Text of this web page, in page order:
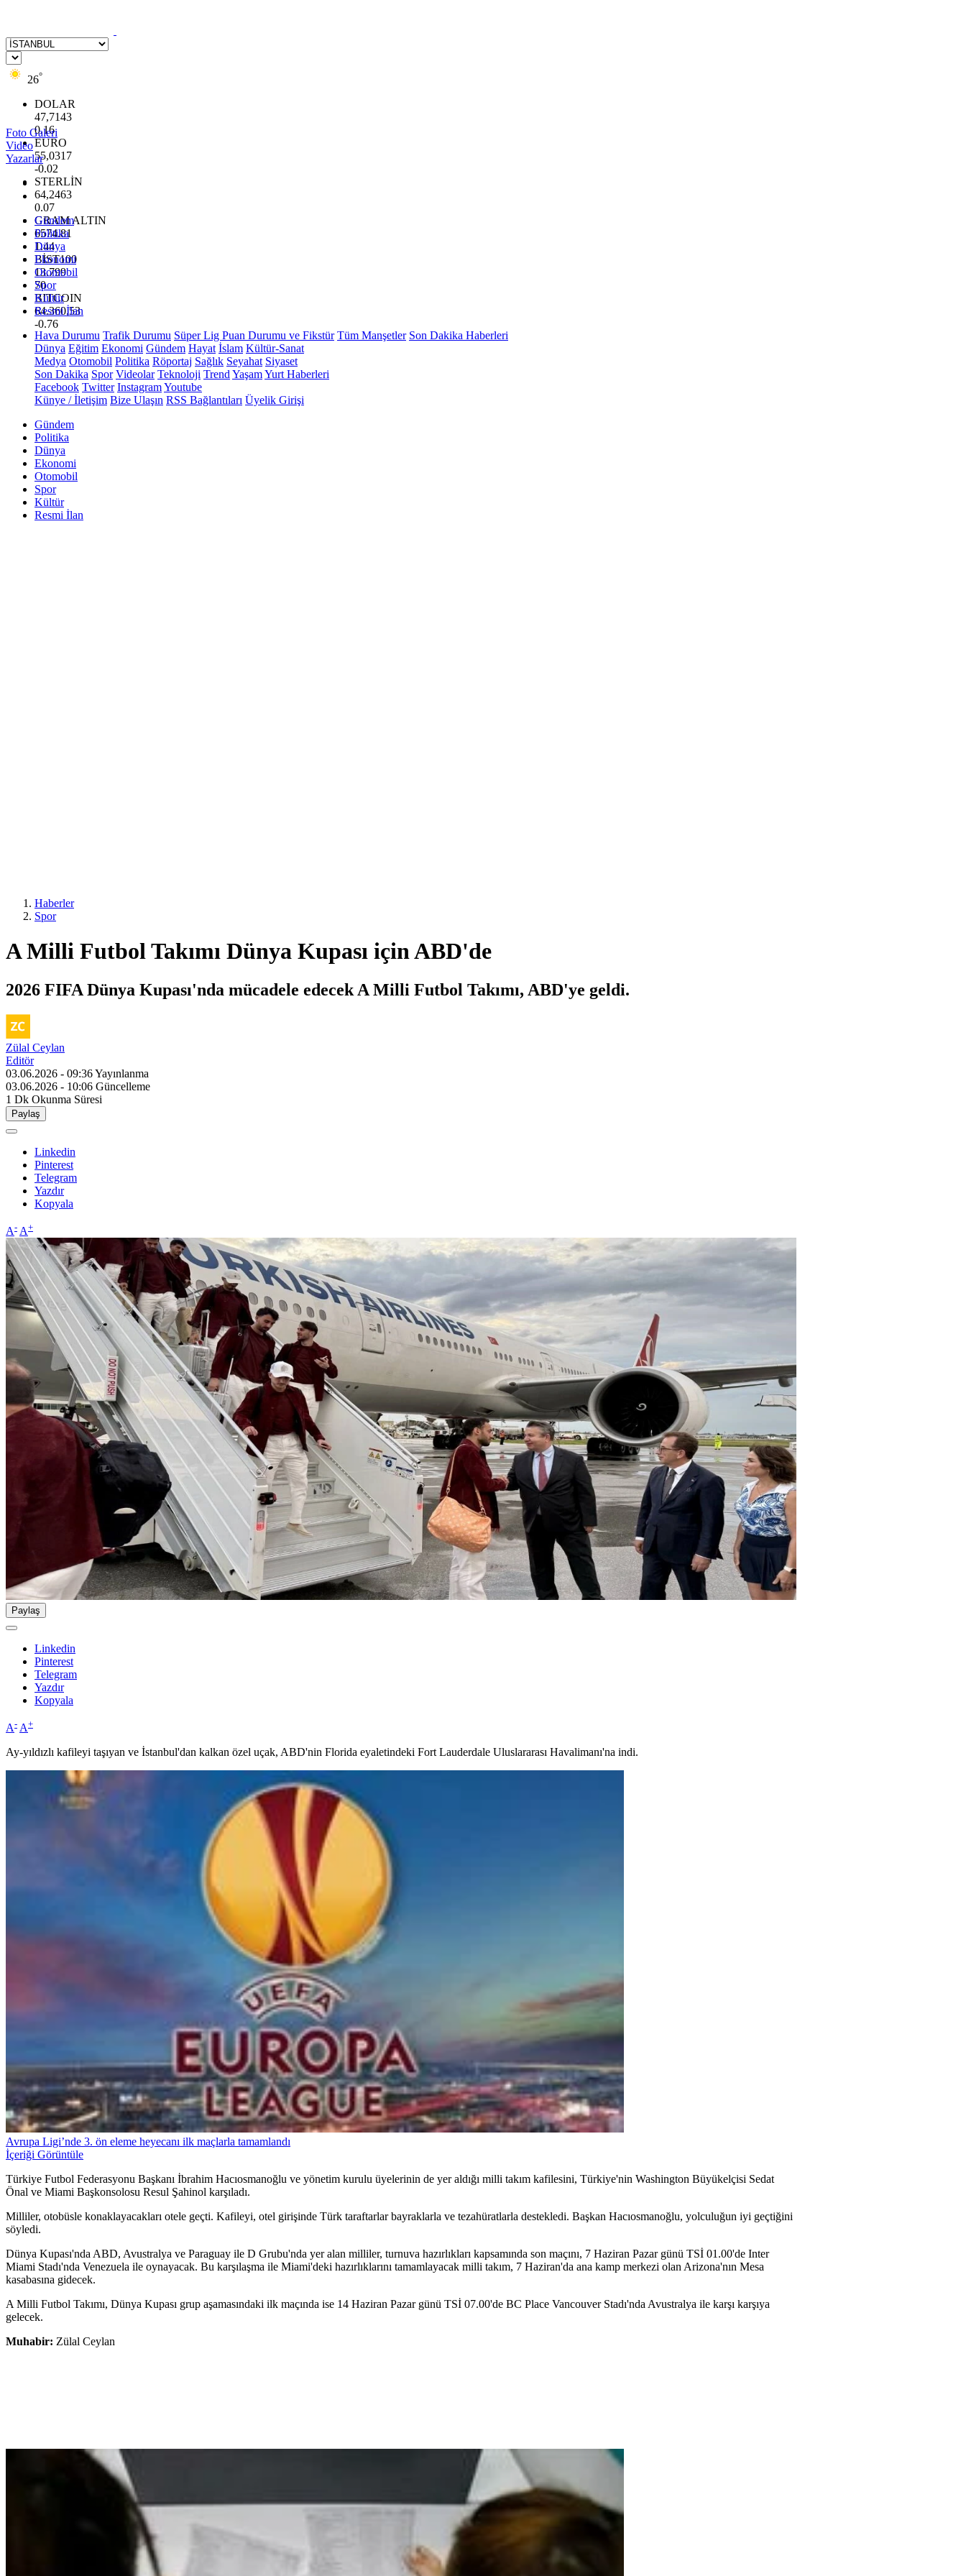
26°
DOLAR
47,7143
0.16
EURO
55,0317
-0.02
STERLİN
64,2463
0.07
GRAM ALTIN
6574.81
1.44
BİST100
13.799
70
BITCOIN
64.360,53
-0.76
Foto Galeri
Video
Yazarlar
Gündem
Politika
Dünya
Ekonomi
Otomobil
Spor
Kültür
Resmi İlan
Hava Durumu Trafik Durumu Süper Lig Puan Durumu ve Fikstür Tüm Manşetler Son Dakika Haberleri
Dünya Eğitim Ekonomi Gündem Hayat İslam Kültür-Sanat
Medya Otomobil Politika Röportaj Sağlık Seyahat Siyaset
Son Dakika Spor Videolar Teknoloji Trend YaşamYurt Haberleri
Facebook Twitter InstagramYoutube
Künye / İletişim Bize Ulaşın RSS Bağlantıları Üyelik Girişi
Gündem
Politika
Dünya
Ekonomi
Otomobil
Spor
Kültür
Resmi İlan
Haberler
Spor
A Milli Futbol Takımı Dünya Kupası için ABD'de
2026 FIFA Dünya Kupası'nda mücadele edecek A Milli Futbol Takımı, ABD'ye geldi.
Zülal Ceylan
Editör
03.06.2026 - 09:36Yayınlanma
03.06.2026 - 10:06 Güncelleme
1 Dk Okunma Süresi
Paylaş
Linkedin
Pinterest
Telegram
Yazdır
Kopyala
A- A+
Paylaş
Linkedin
Pinterest
Telegram
Yazdır
Kopyala
A- A+
Ay-yıldızlı kafileyi taşıyan ve İstanbul'dan kalkan özel uçak, ABD'nin Florida eyaletindeki Fort Lauderdale Uluslararası Havalimanı'na indi.
Avrupa Ligi’nde 3. ön eleme heyecanı ilk maçlarla tamamlandı
İçeriği Görüntüle
Türkiye Futbol Federasyonu Başkanı İbrahim Hacıosmanoğlu ve yönetim kurulu üyelerinin de yer aldığı milli takım kafilesini, Türkiye'nin Washington Büyükelçisi Sedat
Önal ve Miami Başkonsolosu Resul Şahinol karşıladı.
Milliler, otobüsle konaklayacakları otele geçti. Kafileyi, otel girişinde Türk taraftarlar bayraklarla ve tezahüratlarla destekledi. Başkan Hacıosmanoğlu, yolculuğun iyi geçtiğini
söyledi.
Dünya Kupası'nda ABD, Avustralya ve Paraguay ile D Grubu'nda yer alan milliler, turnuva hazırlıkları kapsamında son maçını, 7 Haziran Pazar günü TSİ 01.00'de Inter
Miami Stadı'nda Venezuela ile oynayacak. Bu karşılaşma ile Miami'deki hazırlıklarını tamamlayacak milli takım, 7 Haziran'da ana kamp merkezi olan Arizona'nın Mesa
kasabasına gidecek.
A Milli Futbol Takımı, Dünya Kupası grup aşamasındaki ilk maçında ise 14 Haziran Pazar günü TSİ 07.00'de BC Place Vancouver Stadı'nda Avustralya ile karşı karşıya
gelecek.
Muhabir: Zülal Ceylan